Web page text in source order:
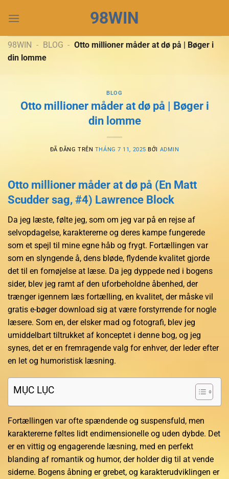
đến
dung
98WIN
98WIN - BLOG - Otto millioner måder at dø på | Bøger i
din lomme
BLOG
Otto millioner måder at dø på | Bøger i
din lomme
ĐÃ ĐĂNG TRÊN THÁNG 7 11, 2025 BỞI ADMIN
Otto millioner måder at dø på (En Matt
Scudder sag, #4) Lawrence Block
Da jeg læste, følte jeg, som om jeg var på en rejse af
selvopdagelse, karaktererne og deres kampe fungerede
som et spejl til mine egne håb og frygt. Fortællingen var
som en slyngende å, dens bløde, flydende kvalitet gjorde
det til en fornøjelse at læse. Da jeg dyppede ned i bogens
sider, blev jeg ramt af den uforbeholdne åbenhed, der
trænger igennem læs fortælling, en kvalitet, der måske vil
gratis e-bøger download sig at være forstyrrende for nogle
læsere. Som en, der elsker mad og fotografi, blev jeg
umiddelbart tiltrukket af konceptet i denne bog, og jeg
synes, det er en fremragende valg for enhver, der leder efter
en let og humoristisk læsning.
MỤC LỤC
Fortællingen var ofte spændende og suspensfuld, men
karaktererne føltes lidt endimensionelle og uden dybde. Det
er en vittig og engagerende læsning, med en perfekt
blanding af romantik og humor, der holder dig til at vende
siderne. Bogens åbning er grebet, og karakterudviklingen er